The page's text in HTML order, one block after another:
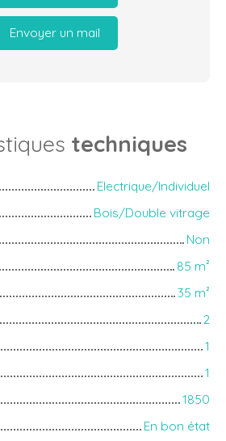
Envoyer un mail
techniques
Electrique/Individuel
Bois/Double vitrage
Non
85 m²
35 m²
2
1
1
1850
En bon état